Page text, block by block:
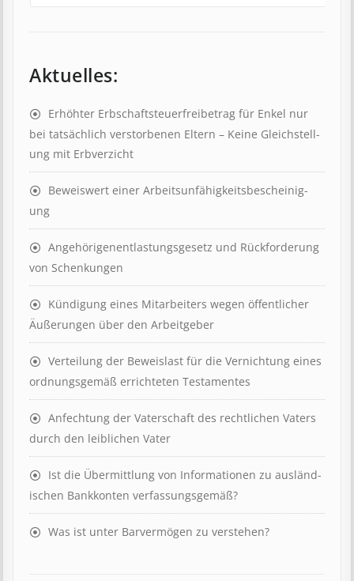
Aktuelles:
Erhöhter Erb­schaft­steuer­frei­be­trag für Enkel nur
bei tat­säch­lich ver­storb­en­en Eltern – Keine Gleich­stell­
ung mit Erb­verzicht
Beweis­wert einer Arbeits­un­fähig­keits­be­scheinig­
ung
Angehörigenent­lastungs­ge­setz und Rück­ford­er­ung
von Schenk­ung­en
Kündigung eines Mit­ar­beit­ers wegen öffent­lich­er
Äuß­er­ung­en über den Ar­beit­geber
Ver­teil­ung der Be­weis­last für die Ver­nicht­ung eines
ord­nungs­ge­mäß er­richt­et­en Test­ament­es
Anfechtung der Vaterschaft des rechtlichen Vaters
durch den leiblichen Vater
Ist die Über­mitt­lung von In­for­mat­ion­en zu aus­länd­
isch­en Bank­kont­en ver­fass­ungs­ge­mäß?
Was ist unter Barvermögen zu verstehen?